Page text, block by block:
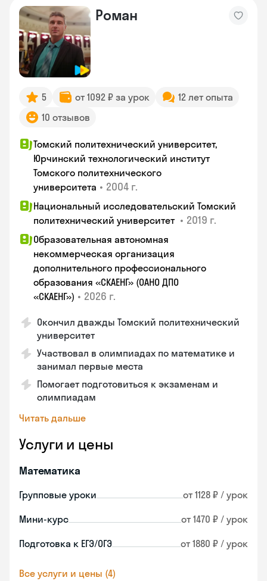
Роман
5 от 1092 ₽ за урок
12 лет опыта
10 отзывов
Томский политехнический университет,
Юрчинский технологический институт
Томского политехнического
университета • 2004 г.
Национальный исследовательский Томский
политехнический университет • 2019 г.
Образовательная автономная
некоммерческая организация
дополнительного профессионального
образования «СКАЕНГ» (ОАНО ДПО
«СКАЕНГ») • 2026 г.
Окончил дважды Томский политехнический
университет
Участвовал в олимпиадах по математике и
занимал первые места
Помогает подготовиться к экзаменам и
олимпиадам
Читать дальше
Услуги и цены
Математика
Групповые уроки от 1128 ₽ / урок
Мини-курс от 1470 ₽ / урок
Подготовка к ЕГЭ/ОГЭ от 1880 ₽ / урок
Все услуги и цены (4)